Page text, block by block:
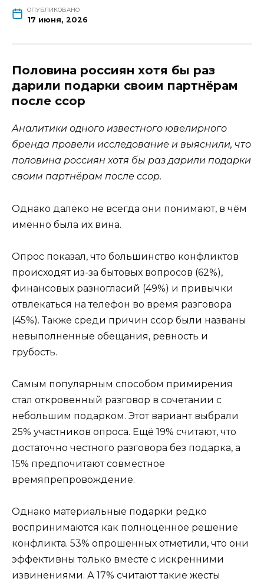
ОПУБЛИКОВАНО
17 июня, 2026
Половина россиян хотя бы раз
дарили подарки своим партнёрам
после ссор
Аналитики одного известного ювелирного
бренда провели исследование и выяснили, что
половина россиян хотя бы раз дарили подарки
своим партнёрам после ссор.
Однако далеко не всегда они понимают, в чём
именно была их вина.
Опрос показал, что большинство конфликтов
происходят из-за бытовых вопросов (62%),
финансовых разногласий (49%) и привычки
отвлекаться на телефон во время разговора
(45%). Также среди причин ссор были названы
невыполненные обещания, ревность и
грубость.
Самым популярным способом примирения
стал откровенный разговор в сочетании с
небольшим подарком. Этот вариант выбрали
25% участников опроса. Ещё 19% считают, что
достаточно честного разговора без подарка, а
15% предпочитают совместное
времяпрепровождение.
Однако материальные подарки редко
воспринимаются как полноценное решение
конфликта. 53% опрошенных отметили, что они
эффективны только вместе с искренними
извинениями. А 17% считают такие жесты